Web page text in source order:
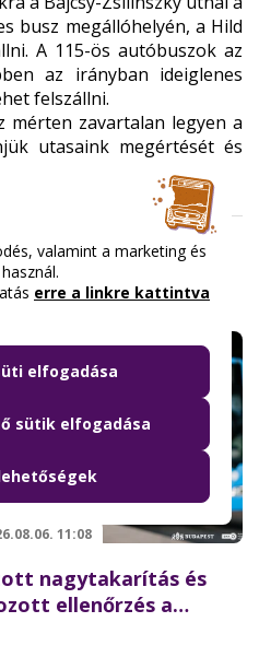
busz megállóhelyén, a Hild
A 115-ös autóbuszok az
az irányban ideiglenes
felszállni.
mérten zavartalan legyen a
utasaink megértését és
11:08
nagytakarítás és
ellenőrzés a
valamint a marketing és
erre a linkre kattintva
elfogadása
sütik elfogadása